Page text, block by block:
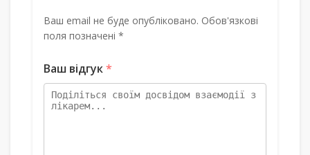
Ваш email не буде опубліковано. Обов'язкові
поля позначені *
Ваш відгук*